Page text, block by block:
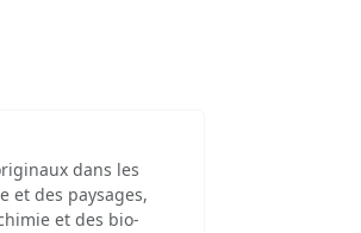
dans les
et des paysages,
et des bio-